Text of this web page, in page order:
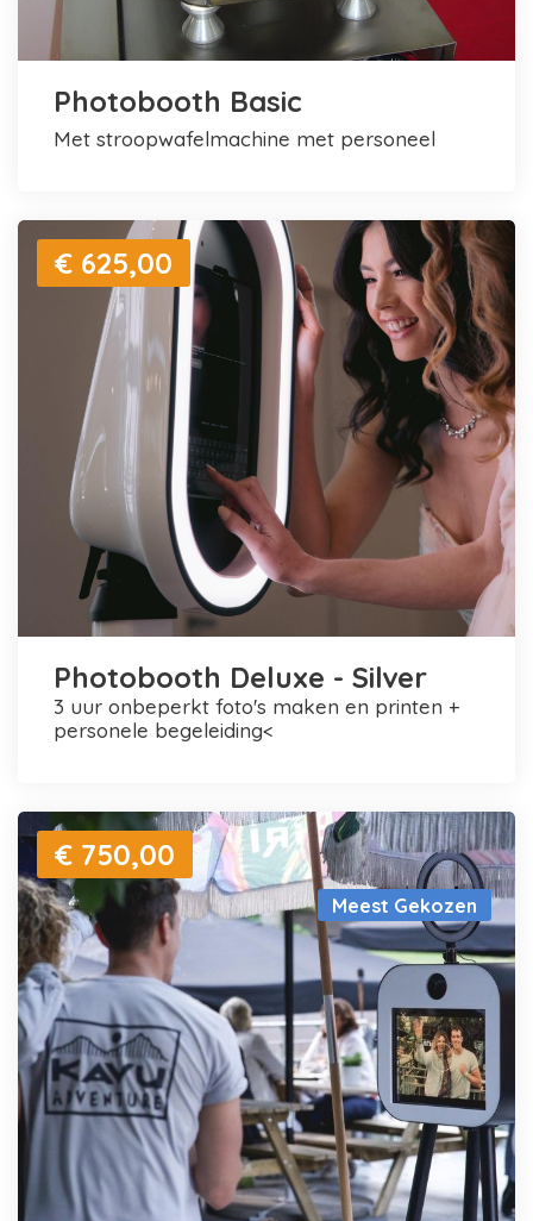
Photobooth Basic
met stroopwafelmachine met personeel
€ 625,00
Photobooth Deluxe - Silver
3 uur onbeperkt foto's maken en printen +
personele begeleiding<
Meest Gekozen
€ 750,00